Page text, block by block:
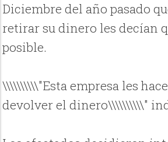
Diciembre del año pasado
retirar su dinero les decían
posible.
\\\\\\\\\\"Esta empresa les
devolver el dinero\\\\\\\\\\"